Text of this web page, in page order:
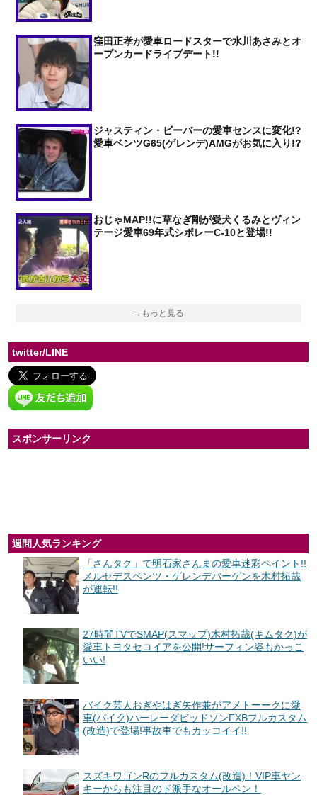
窪田正孝が愛車ロードスターで水川あさみとオ
ープンカードライブデート!!
ジャスティン・ビーバーの愛車センスに変化!?
愛車ベンツG65(ゲレンデ)AMGがお気に入り!?
おじゃMAP!!に草なぎ剛が愛犬くるみとヴィン
テージ愛車69年式シボレーC-10と登場!!
→もっと見る
twitter/LINE
スポンサーリンク
週間人気ランキング
「さんタク」で明石家さんまの愛車迷彩ペイント!!
メルセデスベンツ・ゲレンデバーゲンを木村拓哉
が運転!!
27時間TVでSMAP(スマップ)木村拓哉(キムタク)が
愛車トヨタセコイアを公開!サーフィン姿もかっこ
いい!
バイク芸人おぎやはぎ矢作兼がアメトーークに愛
車(バイク)ハーレーダビッドソンFXBフルカスタム
(改造)で登場!事故車でもカッコイイ!!
スズキワゴンRのフルカスタム(改造)！VIP車ヤン
キーからも注目のド派手なオールペン！